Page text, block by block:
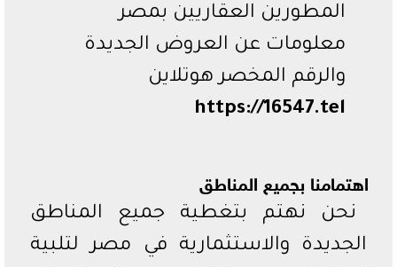
المطورين العقاريين بمصر
معلومات عن العروض الجديدة
والرقم المخصر هوتلاين
https://16547.tel
اهتمامنا بجميع المناطق
نحن نهتم بتغطية جميع المناطق
الجديدة والاستثمارية في مصر لتلبية